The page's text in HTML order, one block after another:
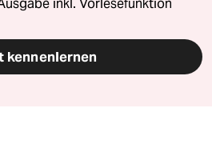
inkl. Vorlesefunktion
kennenlernen